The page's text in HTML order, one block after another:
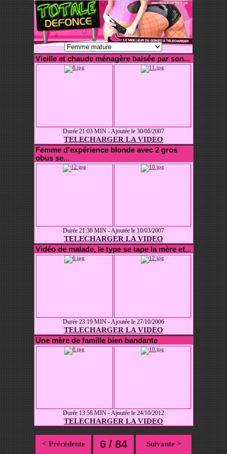
Vieille et chaude ménagère baisée par son...
Durée 21:03 MIN - Ajoutée le 30/05/2007
TELECHARGER LA VIDEO
Femme d'expérience blonde avec 2 gros
obus se...
Durée 21:38 MIN - Ajoutée le 10/03/2007
TELECHARGER LA VIDEO
Vidéo de malade, le type se tape la mère et...
Durée 23:19 MIN - Ajoutée le 27/10/2006
TELECHARGER LA VIDEO
Une mère de famille bien bandante
Durée 13:58 MIN - Ajoutée le 24/10/2012
TELECHARGER LA VIDEO
< Précédente 6 / 84 Suivante >